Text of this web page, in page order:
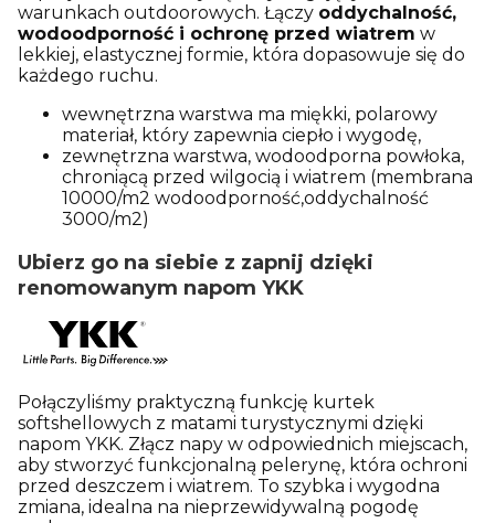
warunkach outdoorowych. Łączy oddychalność,
wodoodporność i ochronę przed wiatrem w
lekkiej, elastycznej formie, która dopasowuje się do
każdego ruchu.
wewnętrzna warstwa ma miękki, polarowy
materiał, który zapewnia ciepło i wygodę,
zewnętrzna warstwa, wodoodporna powłoka,
chroniącą przed wilgocią i wiatrem (membrana
10000/m2 wodoodporność,oddychalność
3000/m2)
Ubierz go na siebie z zapnij dzięki
renomowanym napom YKK
Połączyliśmy praktyczną funkcję kurtek
softshellowych z matami turystycznymi dzięki
napom YKK. Złącz napy w odpowiednich miejscach,
aby stworzyć funkcjonalną pelerynę, która ochroni
przed deszczem i wiatrem. To szybka i wygodna
zmiana, idealna na nieprzewidywalną pogodę